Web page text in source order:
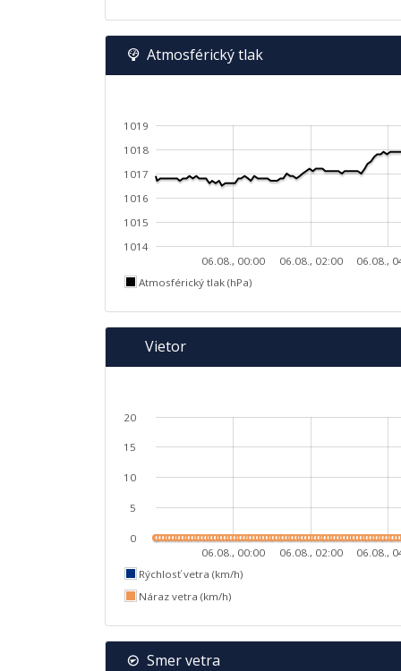
Atmosférický tlak
06.08., 00:00 06.08., 02:00 06.08.,
1014
1015
1016
1017
1018
1019
Atmosférický tlak (hPa)
Vietor
06.08., 00:00 06.08., 02:00 06.08.,
0
5
10
15
20
Rýchlosť vetra (km/h)
Náraz vetra (km/h)
Smer vetra